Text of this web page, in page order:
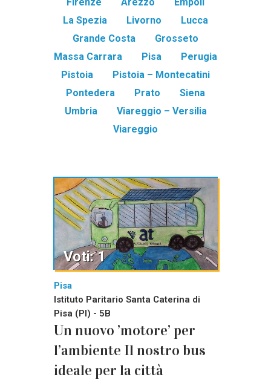
La Spezia
Livorno
Lucca
Grande Costa
Grosseto
Massa Carrara
Pisa
Perugia
Pistoia
Pistoia – Montecatini
Pontedera
Prato
Siena
Umbria
Viareggio – Versilia
Viareggio
Pisa
Istituto Paritario Santa Caterina di
Pisa (PI) - 5B
Un nuovo ’motore’ per
l’ambiente Il nostro bus
ideale per la città
Voti: 1